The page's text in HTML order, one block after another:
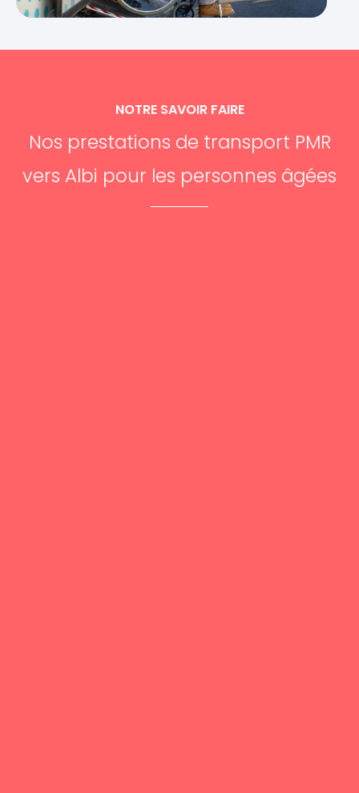
NOTRE SAVOIR FAIRE
Nos prestations de transport PMR
vers Albi pour les personnes âgées